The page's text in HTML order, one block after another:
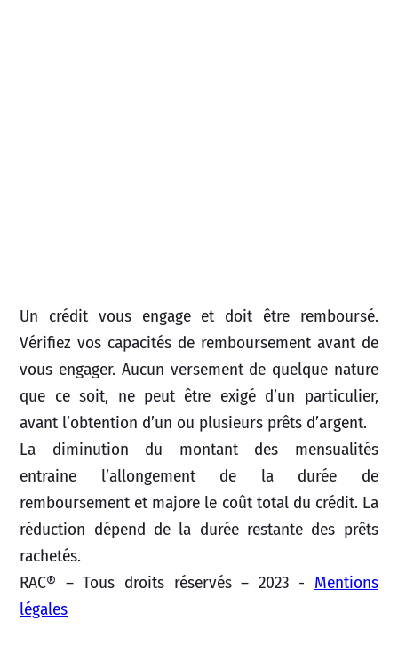
Un crédit vous engage et doit être remboursé.
Vérifiez vos capacités de remboursement avant de
vous engager. Aucun versement de quelque nature
que ce soit, ne peut être exigé d’un particulier,
avant l’obtention d’un ou plusieurs prêts d’argent.
La diminution du montant des mensualités
entraine l’allongement de la durée de
remboursement et majore le coût total du crédit. La
réduction dépend de la durée restante des prêts
rachetés.
RAC® – Tous droits réservés – 2023 - Mentions
légales